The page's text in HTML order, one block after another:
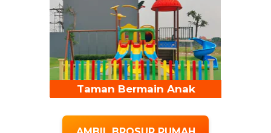
Taman Bermain Anak